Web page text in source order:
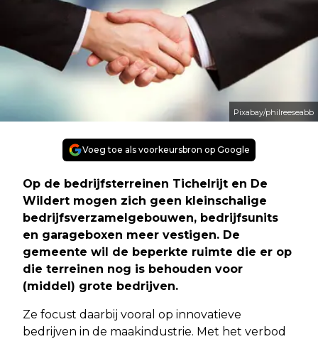
Pixabay/philreeseabb
Voeg toe als voorkeursbron op Google
Op de bedrijfsterreinen Tichelrijt en De
Wildert mogen zich geen kleinschalige
bedrijfsverzamelgebouwen, bedrijfsunits
en garageboxen meer vestigen. De
gemeente wil de beperkte ruimte die er op
die terreinen nog is behouden voor
(middel) grote bedrijven.
Ze focust daarbij vooral op innovatieve
bedrijven in de maakindustrie. Met het verbod